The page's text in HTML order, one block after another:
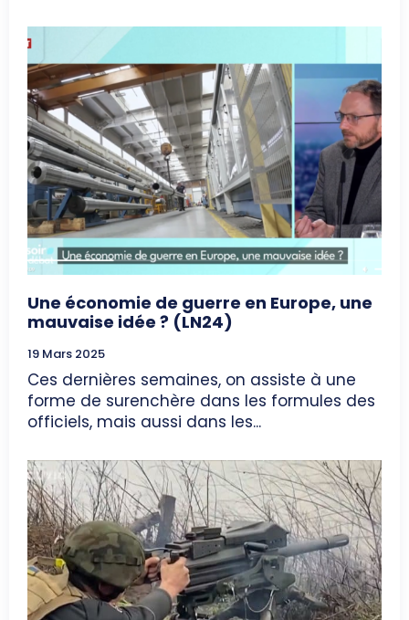
Une économie de guerre en Europe, une
mauvaise idée ? (LN24)
19 Mars 2025
Ces dernières semaines, on assiste à une
forme de surenchère dans les formules des
officiels, mais aussi dans les...